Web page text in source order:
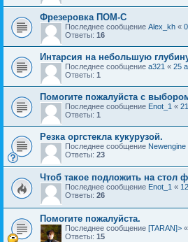
Фрезеровка ПОМ-С
Последнее сообщение Alex_kh «
Ответы: 16
Интарсия на небольшую
Последнее сообщение a321 « 25
Ответы: 1
Помогите пожалуйста с
Последнее сообщение Enot_1 «
Ответы: 1
Резка оргстекла кукурузой.
Последнее сообщение Newengine
Ответы: 23
Чтоб такое подложить на стол
Последнее сообщение Enot_1 «
Ответы: 26
Помогите пожалуйста.
Последнее сообщение [TARAN]> «
Ответы: 15